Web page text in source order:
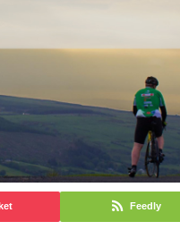
Feedly